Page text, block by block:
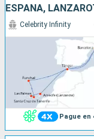
Pague en
Celebrity Infinity